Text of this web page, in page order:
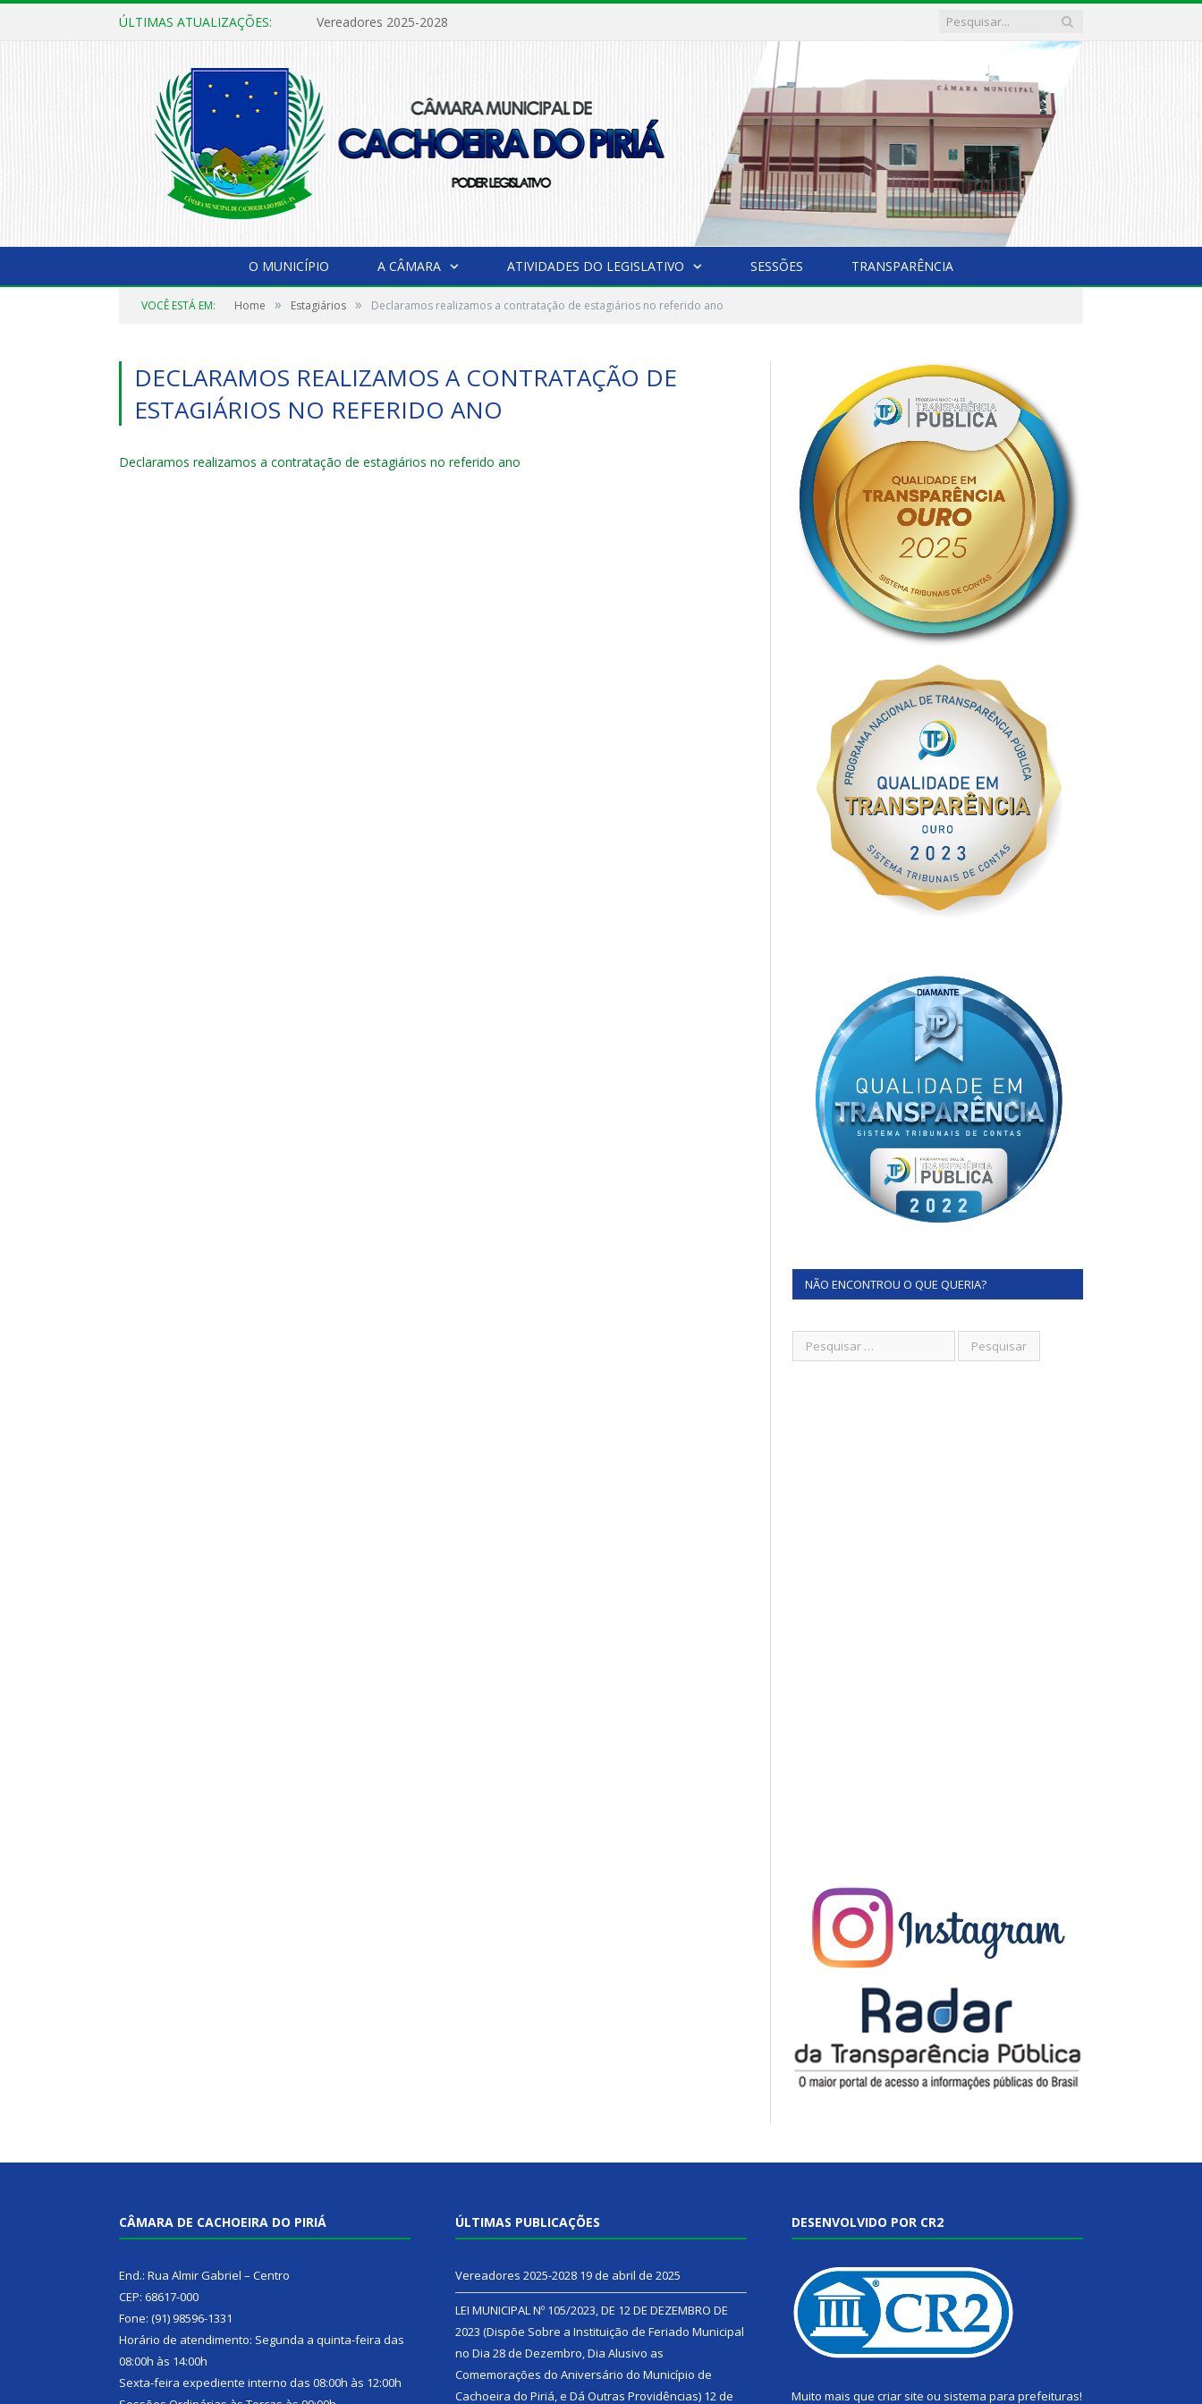
ÚLTIMAS ATUALIZAÇÕES: Vereadores 2025-2028
O MUNICÍPIO A CÂMARA ATIVIDADES DO LEGISLATIVO SESSÕES TRANSPARÊNCIA
VOCÊ ESTÁ EM: Home » Estagiários » Declaramos realizamos a contratação de estagiários no referido ano
DECLARAMOS REALIZAMOS A CONTRATAÇÃO DE
ESTAGIÁRIOS NO REFERIDO ANO
Declaramos realizamos a contratação de estagiários no referido ano
NÃO ENCONTROU O QUE QUERIA?
CÂMARA DE CACHOEIRA DO PIRIÁ
End.: Rua Almir Gabriel – Centro
CEP: 68617-000
Fone: (91) 98596-1331
Horário de atendimento: Segunda a quinta-feira das
08:00h às 14:00h
Sexta-feira expediente interno das 08:00h às 12:00h
ÚLTIMAS PUBLICAÇÕES
Vereadores 2025-2028 19 de abril de 2025
LEI MUNICIPAL Nº 105/2023, DE 12 DE DEZEMBRO DE
2023 (Dispõe Sobre a Instituição de Feriado Municipal
no Dia 28 de Dezembro, Dia Alusivo as
Comemorações do Aniversário do Município de
Cachoeira do Piriá, e Dá Outras Providências) 12 de
DESENVOLVIDO POR CR2
Muito mais que criar site ou sistema para prefeituras!